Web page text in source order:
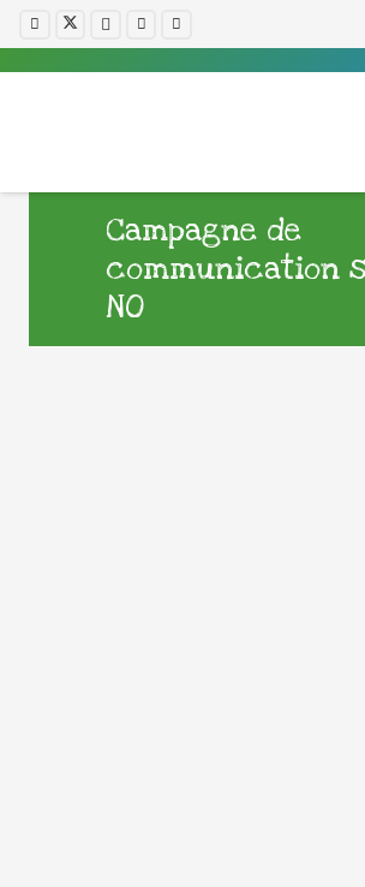
Campagne de
communication
NO